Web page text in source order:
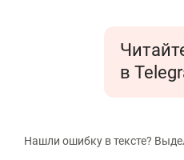
в
Нашли ошибку в тексте?